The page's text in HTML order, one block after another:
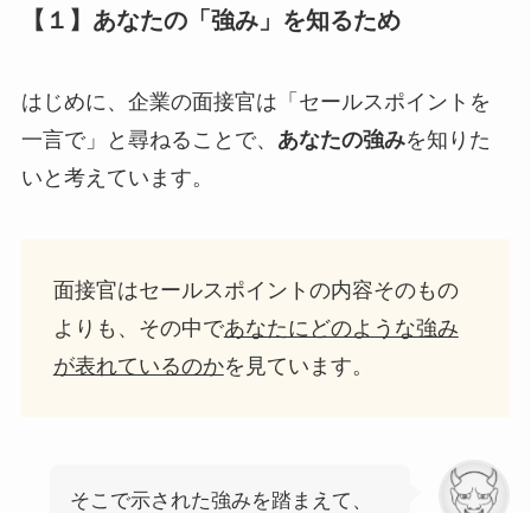
【１】あなたの「強み」を知るため
はじめに、企業の面接官は「セールスポイントを
一言で」と尋ねることで、 あなたの強みを知りた
いと考えています。
面接官はセールスポイントの内容そのもの
よりも、その中であなたにどのような強み
が表れているのかを見ています。
そこで示された強みを踏まえて、